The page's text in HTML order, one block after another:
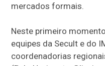
mercados formais.
Neste primeiro
equipes da Secult e do
coordenadorias